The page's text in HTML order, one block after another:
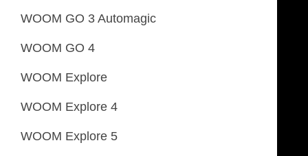
WOOM GO 3 Automagic
WOOM GO 4
WOOM Explore
WOOM Explore 4
WOOM Explore 5